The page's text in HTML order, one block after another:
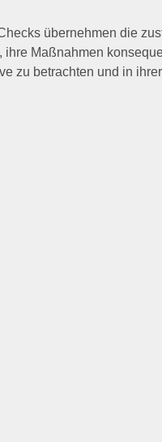
übernehmen die
ihre Maßnahmen
zu betrachten und in